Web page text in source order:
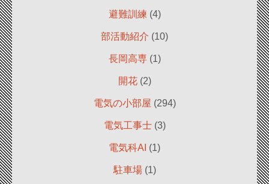
避難訓練 (4)
部活動紹介 (10)
長岡高専(1)
開花(2)
電気の小部屋 (294)
電気工事士(3)
電気科AI (1)
駐車場(1)